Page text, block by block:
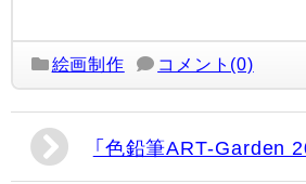
絵画制作 コメント(0)
「色鉛筆ART-Garden